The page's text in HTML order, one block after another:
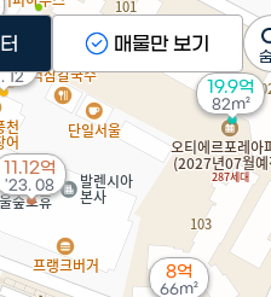
19.9억
82m²
11.12억
'23. 08
12
8억
66m²
매물만 보기